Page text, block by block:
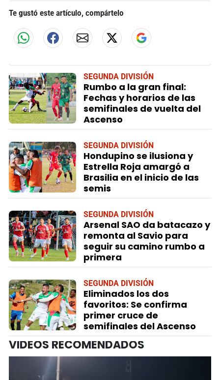
Te gustó este artículo, compártelo
SEGUNDA DIVISIÓN
Rumbo a la gran final:
Fechas y horarios de las
semifinales de vuelta del
Ascenso
SEGUNDA DIVISIÓN
Hondupino se ilusiona y
Estrella Roja amargó a
Brasilia en el inicio de las
semis
SEGUNDA DIVISIÓN
Arsenal SAO da batacazo y
remonta al Savio para
seguir su camino rumbo a
primera
SEGUNDA DIVISIÓN
Eliminados los dos
favoritos: Se confirma
primer cruce de
semifinales del Ascenso
VIDEOS RECOMENDADOS